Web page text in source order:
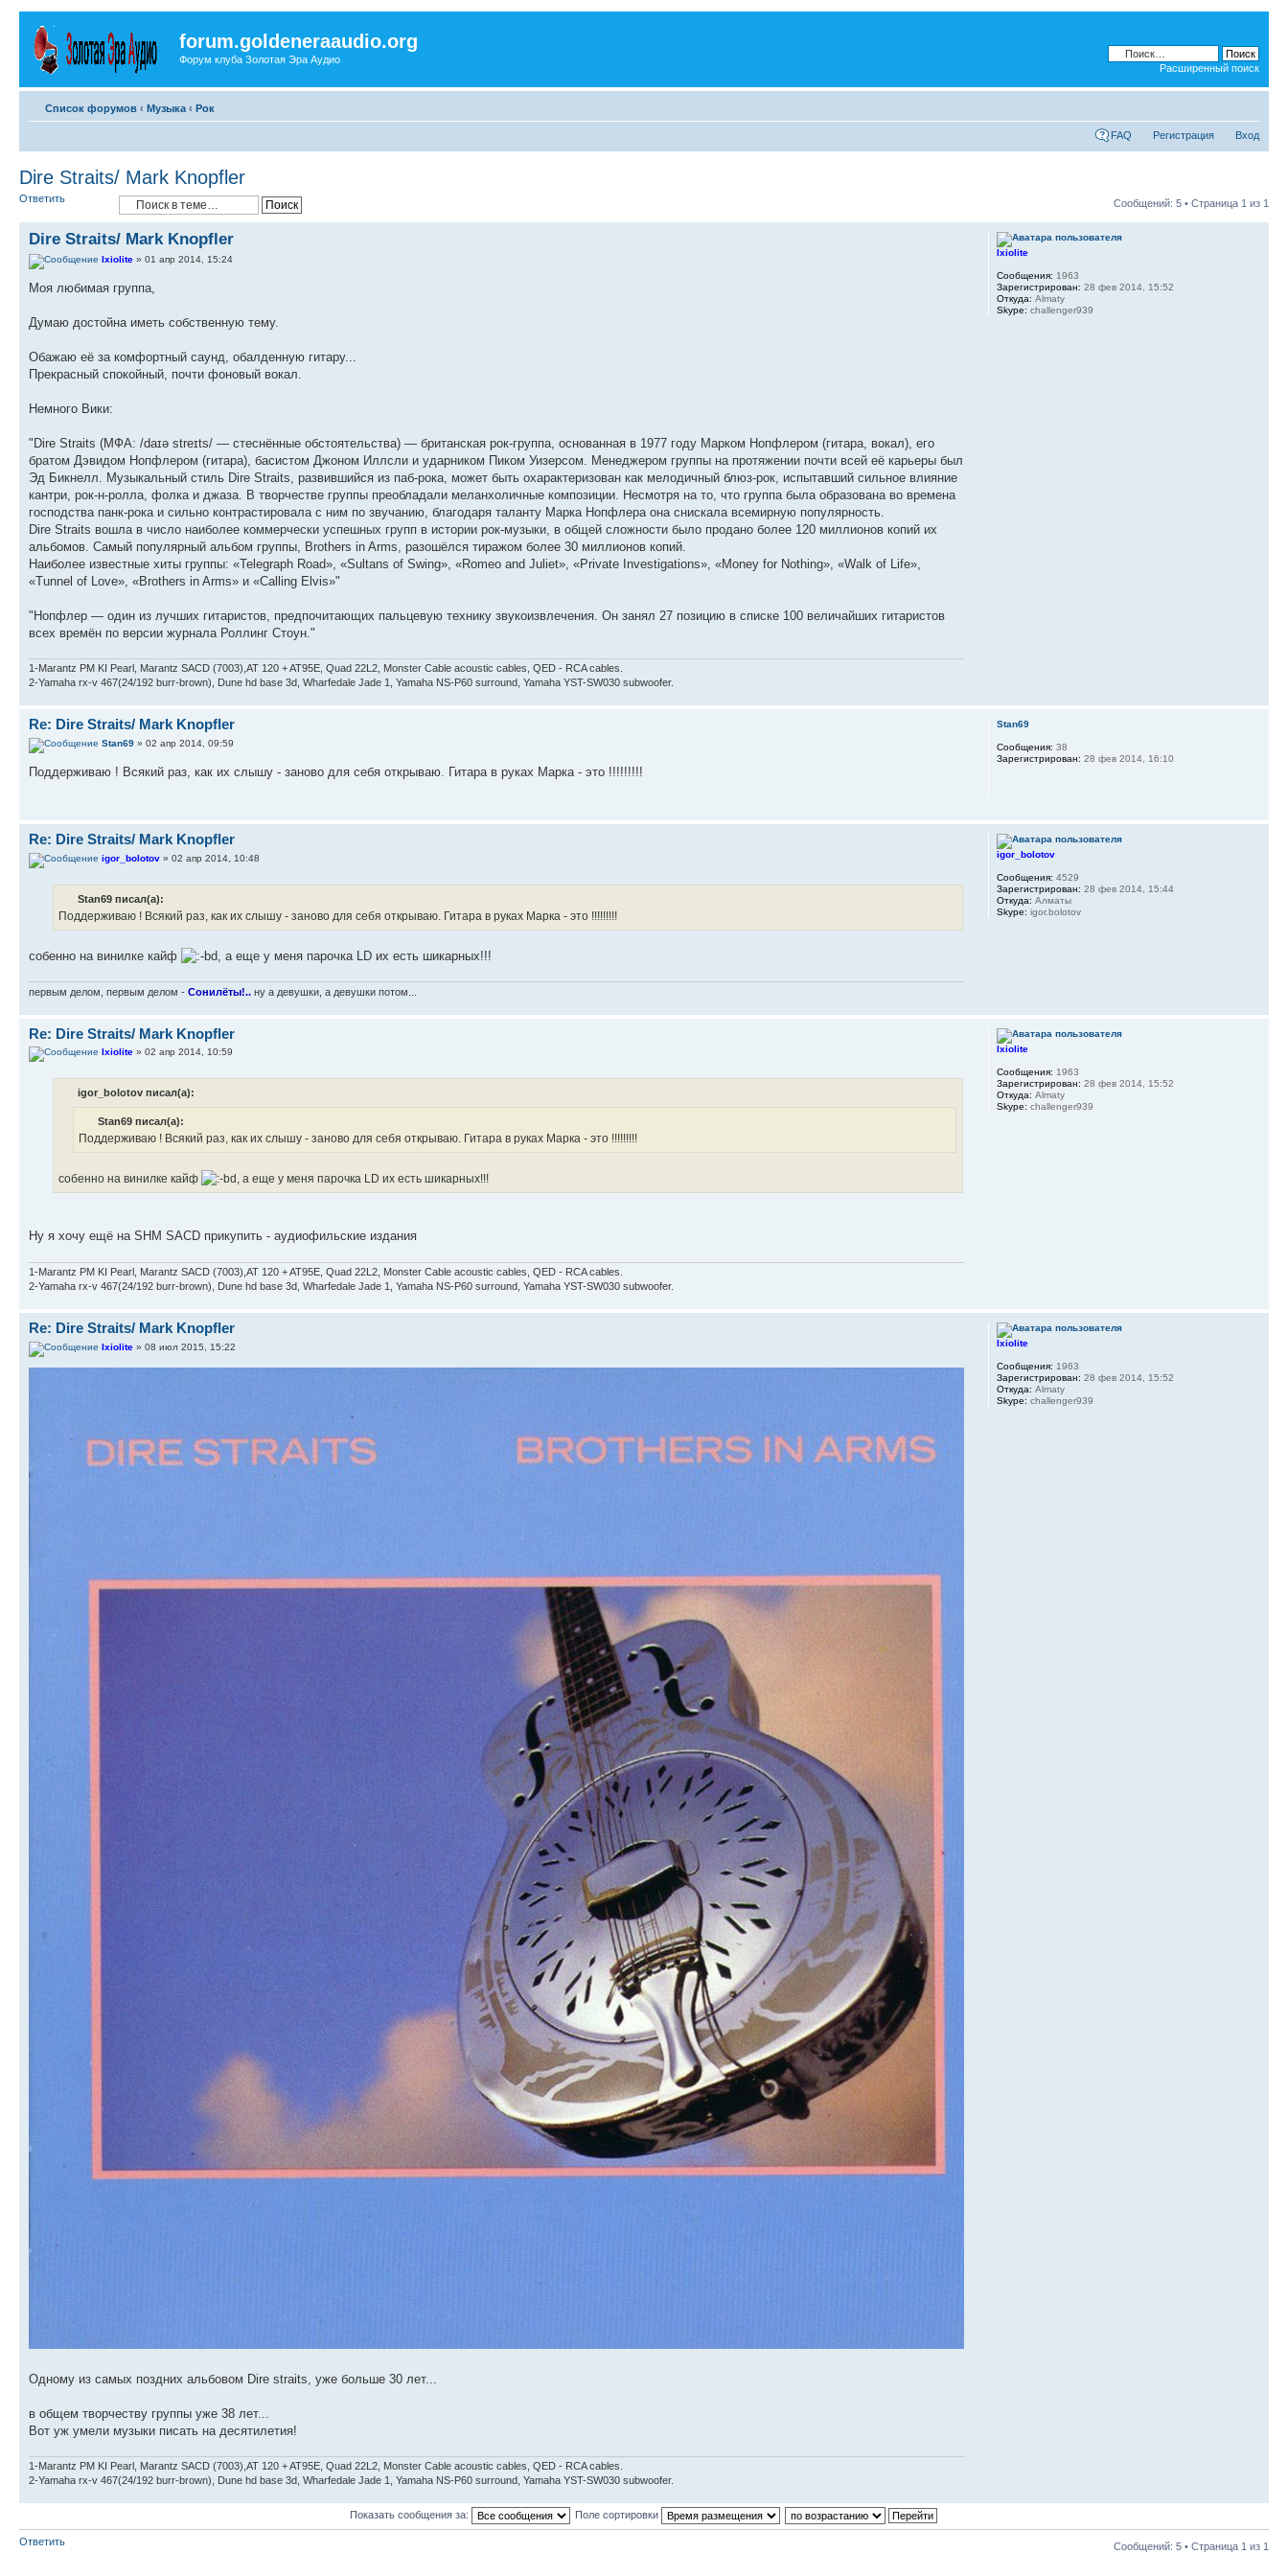
forum.goldeneraaudio.org
Форум клуба Золотая Эра Аудио
Расширенный поиск
Список форумов ‹ Музыка ‹ Рок
FAQ Регистрация Вход
Dire Straits/ Mark Knopfler
Ответить Сообщений: 5 • Страница 1 из 1
Dire Straits/ Mark Knopfler
Ixiolite » 01 апр 2014, 15:24
Моя любимая группа,
Думаю достойна иметь собственную тему.
Обажаю её за комфортный саунд, обалденную гитару...
Прекрасный спокойный, почти фоновый вокал.
Немного Вики:
"Dire Straits (МФА: /daɪə streɪts/ — стеснённые обстоятельства) — британская рок-группа, основанная в 1977 году Марком Нопфлером (гитара, вокал), его
братом Дэвидом Нопфлером (гитара), басистом Джоном Иллсли и ударником Пиком Уизерсом. Менеджером группы на протяжении почти всей её карьеры был
Эд Бикнелл. Музыкальный стиль Dire Straits, развившийся из паб-рока, может быть охарактеризован как мелодичный блюз-рок, испытавший сильное влияние
кантри, рок-н-ролла, фолка и джаза. В творчестве группы преобладали меланхоличные композиции. Несмотря на то, что группа была образована во времена
господства панк-рока и сильно контрастировала с ним по звучанию, благодаря таланту Марка Нопфлера она снискала всемирную популярность.
Dire Straits вошла в число наиболее коммерчески успешных групп в истории рок-музыки, в общей сложности было продано более 120 миллионов копий их
альбомов. Самый популярный альбом группы, Brothers in Arms, разошёлся тиражом более 30 миллионов копий.
Наиболее известные хиты группы: «Telegraph Road», «Sultans of Swing», «Romeo and Juliet», «Private Investigations», «Money for Nothing», «Walk of Life»,
«Tunnel of Love», «Brothers in Arms» и «Calling Elvis»"
"Нопфлер — один из лучших гитаристов, предпочитающих пальцевую технику звукоизвлечения. Он занял 27 позицию в списке 100 величайших гитаристов
всех времён по версии журнала Роллинг Стоун."
1-Marantz PM KI Pearl, Marantz SACD (7003),AT 120 + AT95E, Quad 22L2, Monster Cable acoustic cables, QED - RCA cables.
2-Yamaha rx-v 467(24/192 burr-brown), Dune hd base 3d, Wharfedale Jade 1, Yamaha NS-P60 surround, Yamaha YST-SW030 subwoofer.
Ixiolite
Сообщения: 1963
Зарегистрирован: 28 фев 2014, 15:52
Откуда: Almaty
Skype: challenger939
Re: Dire Straits/ Mark Knopfler
Stan69 » 02 апр 2014, 09:59
Поддерживаю ! Всякий раз, как их слышу - заново для себя открываю. Гитара в руках Марка - это !!!!!!!!!
Stan69
Сообщения: 38
Зарегистрирован: 28 фев 2014, 16:10
Re: Dire Straits/ Mark Knopfler
igor_bolotov » 02 апр 2014, 10:48
Stan69 писал(а):
Поддерживаю ! Всякий раз, как их слышу - заново для себя открываю. Гитара в руках Марка - это !!!!!!!!!
собенно на винилке кайф , а еще у меня парочка LD их есть шикарных!!!
первым делом, первым делом - Сонилёты!.. ну а девушки, а девушки потом...
igor_bolotov
Сообщения: 4529
Зарегистрирован: 28 фев 2014, 15:44
Откуда: Алматы
Skype: igor.bolotov
Re: Dire Straits/ Mark Knopfler
Ixiolite » 02 апр 2014, 10:59
igor_bolotov писал(а):
Stan69 писал(а):
Поддерживаю ! Всякий раз, как их слышу - заново для себя открываю. Гитара в руках Марка - это !!!!!!!!!
собенно на винилке кайф , а еще у меня парочка LD их есть шикарных!!!
Ну я хочу ещё на SHM SACD прикупить - аудиофильские издания
1-Marantz PM KI Pearl, Marantz SACD (7003),AT 120 + AT95E, Quad 22L2, Monster Cable acoustic cables, QED - RCA cables.
2-Yamaha rx-v 467(24/192 burr-brown), Dune hd base 3d, Wharfedale Jade 1, Yamaha NS-P60 surround, Yamaha YST-SW030 subwoofer.
Ixiolite
Сообщения: 1963
Зарегистрирован: 28 фев 2014, 15:52
Откуда: Almaty
Skype: challenger939
Re: Dire Straits/ Mark Knopfler
Ixiolite » 08 июл 2015, 15:22
Одному из самых поздних альбовом Dire straits, уже больше 30 лет...
в общем творчеству группы уже 38 лет...
Вот уж умели музыки писать на десятилетия!
1-Marantz PM KI Pearl, Marantz SACD (7003),AT 120 + AT95E, Quad 22L2, Monster Cable acoustic cables, QED - RCA cables.
2-Yamaha rx-v 467(24/192 burr-brown), Dune hd base 3d, Wharfedale Jade 1, Yamaha NS-P60 surround, Yamaha YST-SW030 subwoofer.
Ixiolite
Сообщения: 1963
Зарегистрирован: 28 фев 2014, 15:52
Откуда: Almaty
Skype: challenger939
Показать сообщения за: Поле сортировки
Ответить Сообщений: 5 • Страница 1 из 1